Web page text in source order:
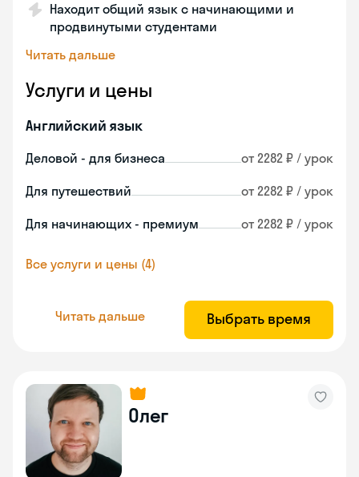
Находит общий язык с начинающими и
продвинутыми студентами
Читать дальше
Услуги и цены
Английский язык
Деловой - для бизнеса от 2282 ₽ / урок
Для путешествий от 2282 ₽ / урок
Для начинающих - премиум от 2282 ₽ / урок
Все услуги и цены (4)
Читать дальше Выбрать время
Олег